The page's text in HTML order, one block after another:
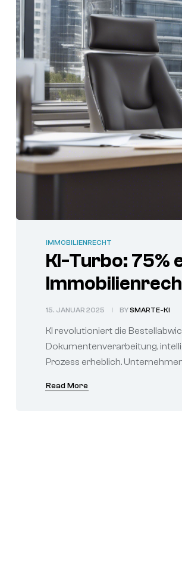
IMMOBILIENRECHT
KI-Turbo: 75%
15. JANUAR 2025 BYSMARTE-KI
KI revolutioniert die
Dokumentenverarbeitung,
Prozess erheblich.
Read More